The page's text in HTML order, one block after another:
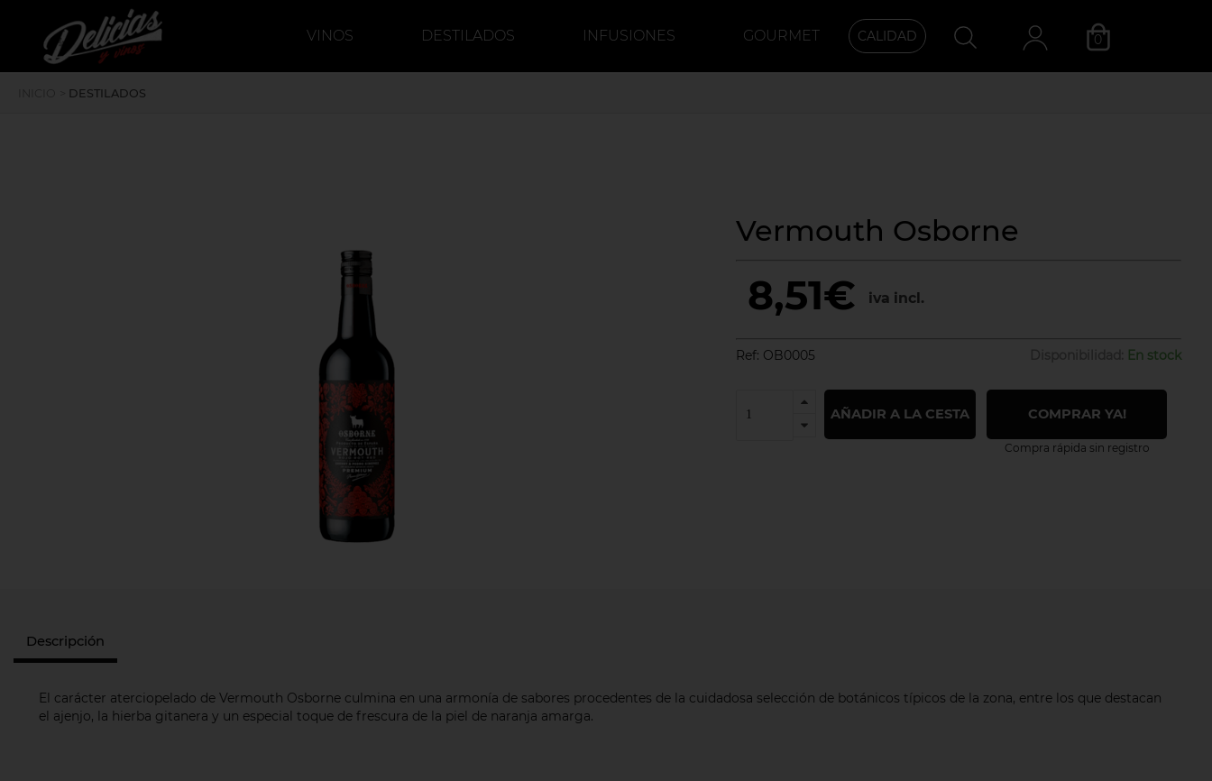
deliciasyvinos
VINOS DESTILADOS INFUSIONES
GOURMET
CALIDAD 0
DESTILADOS
Vermouth Osborne
8,51€ iva incl.
En stock
Ref: OB0005
AÑADIR A LA CESTA COMPRAR YA!
Compra rápida sin registro
Descripción
El carácter aterciopelado de Vermouth Osborne culmina en una armonía de sabores procedentes de la cuidadosa selección de botánicos típicos de la zona, entre los que destacan
el ajenjo, la hierba gitanera y un especial toque de frescura de la piel de naranja amarga.